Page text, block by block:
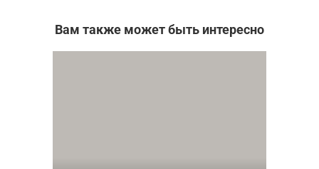
Вам также может быть интересно